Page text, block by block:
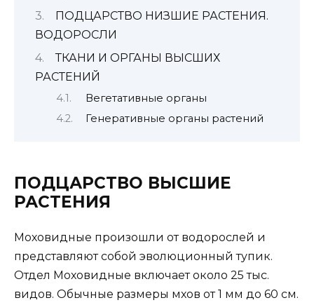
ПОДЦАРСТВО НИЗШИЕ РАСТЕНИЯ.
ВОДОРОСЛИ
ТКАНИ И ОРГАНЫ ВЫСШИХ
РАСТЕНИЙ
Вегетативные органы
Генеративные органы растений
ПОДЦАРСТВО ВЫСШИЕ
РАСТЕНИЯ
Моховидные произошли от водорослей и
представляют собой эволюционный тупик.
Отдел Моховидные включает около 25 тыс.
видов. Обычные размеры мхов от 1 мм до 60 см.